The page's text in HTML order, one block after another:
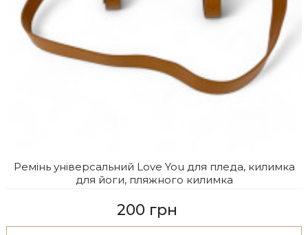
Ремінь універсальний Love You для пледа, килимка
для йоги, пляжного килимка
200 грн